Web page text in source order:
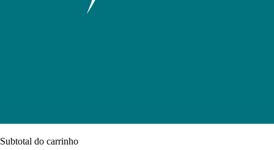
Subtotal do carrinho